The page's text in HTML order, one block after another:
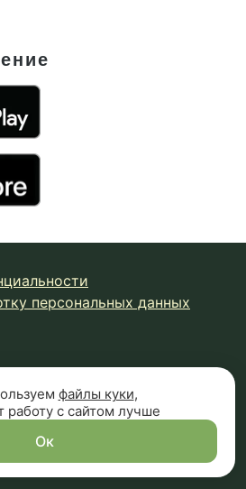
персональных данных
торговая марка.
с сайта запрещено.
носит справочный характер и
офертой (п.2 ст.437 ГК РФ)
файлы куки,
работу с сайтом лучше
Ок